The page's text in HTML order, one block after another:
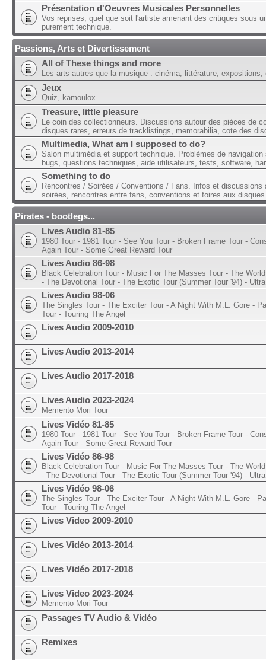
Présentation d'Oeuvres Musicales Personnelles
Vos reprises, quel que soit l'artiste amenant des critiques sous
purement technique.
Passions, Arts et Divertissement
All of These things and more
Les arts autres que la musique : cinéma, littérature, expositions,
Jeux
Quiz, kamoulox...
Treasure, little pleasure
Le coin des collectionneurs. Discussions autour des pièces de
disques rares, erreurs de tracklistings, memorabilia, cote des
Multimedia, What am I supposed to do?
Salon multimédia et support technique. Problèmes de navigation
bugs, questions techniques, aide utilisateurs, tests, software,
Something to do
Rencontres / Soirées / Conventions / Fans. Infos et discussions
soirées, rencontres entre fans, conventions et foires aux
Pirates - bootlegs...
Lives Audio 81-85
1980 Tour - 1981 Tour - See You Tour - Broken Frame Tour -
Again Tour - Some Great Reward Tour
Lives Audio 86-98
Black Celebration Tour - Music For The Masses Tour - The
- The Devotional Tour - The Exotic Tour (Summer Tour '94) -
Lives Audio 98-06
The Singles Tour - The Exciter Tour - A Night With M.L. Gore -
Tour - Touring The Angel
Lives Audio 2009-2010
Lives Audio 2013-2014
Lives Audio 2017-2018
Lives Audio 2023-2024
Memento Mori Tour
Lives Vidéo 81-85
1980 Tour - 1981 Tour - See You Tour - Broken Frame Tour -
Again Tour - Some Great Reward Tour
Lives Vidéo 86-98
Black Celebration Tour - Music For The Masses Tour - The
- The Devotional Tour - The Exotic Tour (Summer Tour '94) -
Lives Vidéo 98-06
The Singles Tour - The Exciter Tour - A Night With M.L. Gore -
Tour - Touring The Angel
Lives Video 2009-2010
Lives Vidéo 2013-2014
Lives Vidéo 2017-2018
Lives Video 2023-2024
Memento Mori Tour
Passages TV Audio & Vidéo
Remixes